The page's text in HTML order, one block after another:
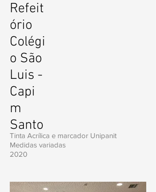
Refeit
ório
Colégi
o São
Luis -
Capi
m
Santo
Tinta Acrílica e marcador Unipanit
Medidas variadas
2020